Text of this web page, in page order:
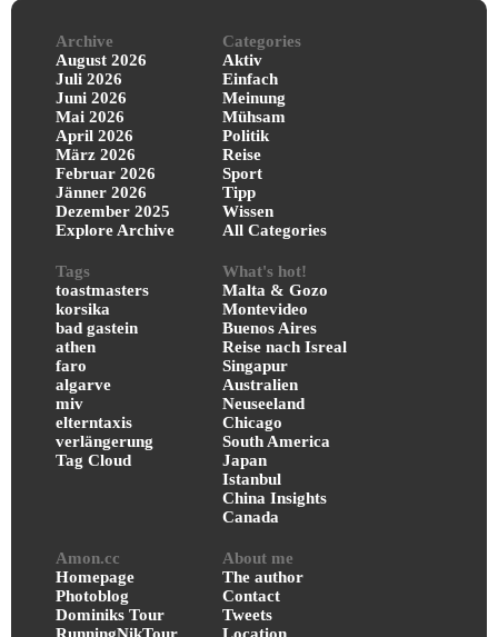
Archive
August 2026
Juli 2026
Juni 2026
Mai 2026
April 2026
März 2026
Februar 2026
Jänner 2026
Dezember 2025
Explore Archive
Categories
Aktiv
Einfach
Meinung
Mühsam
Politik
Reise
Sport
Tipp
Wissen
All Categories
Tags
toastmasters
korsika
bad gastein
athen
faro
algarve
miv
elterntaxis
verlängerung
Tag Cloud
What's hot!
Malta & Gozo
Montevideo
Buenos Aires
Reise nach Isreal
Singapur
Australien
Neuseeland
Chicago
South America
Japan
Istanbul
China Insights
Canada
Amon.cc
Homepage
Photoblog
Dominiks Tour
About me
The author
Contact
Tweets